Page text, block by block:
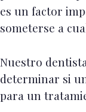
es un factor
someterse a
Nuestro
determinar si
para un